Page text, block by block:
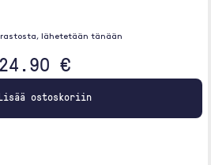
lähetetään tänään
24.90 €
ostoskoriin